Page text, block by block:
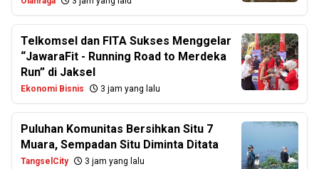
Telkomsel dan FITA Sukses Menggelar
“JawaraFit - Running Road to Merdeka
Run” di Jaksel
Ekonomi Bisnis 3 jam yang lalu
Puluhan Komunitas Bersihkan Situ 7
Muara, Sempadan Situ Diminta Ditata
TangselCity 3 jam yang lalu